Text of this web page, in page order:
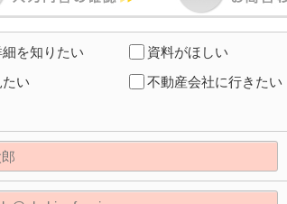
を知りたい
資料がほしい
い
不動産会社に行きたい